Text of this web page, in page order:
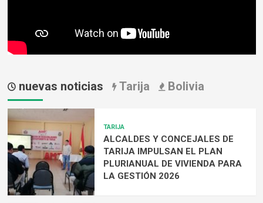
nuevas noticias Tarija Bolivia
TARIJA
ALCALDES Y CONCEJALES DE
TARIJA IMPULSAN EL PLAN
PLURIANUAL DE VIVIENDA PARA
LA GESTIÓN 2026